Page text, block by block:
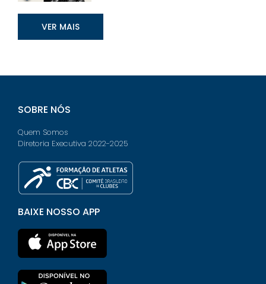
VER MAIS
SOBRE NÓS
Quem Somos
Diretoria Executiva 2022-2025
BAIXE NOSSO APP